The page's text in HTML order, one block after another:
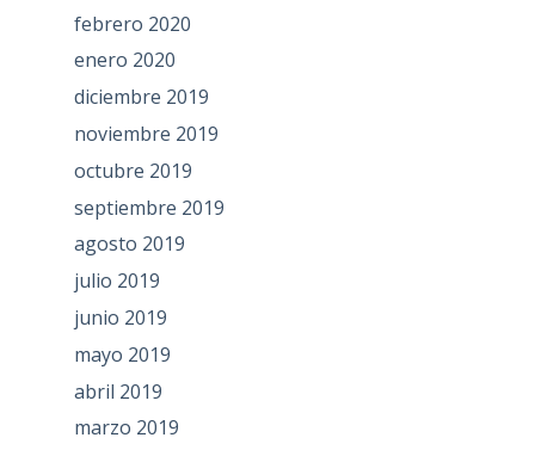
febrero 2020
enero 2020
diciembre 2019
noviembre 2019
octubre 2019
septiembre 2019
agosto 2019
julio 2019
junio 2019
mayo 2019
abril 2019
marzo 2019